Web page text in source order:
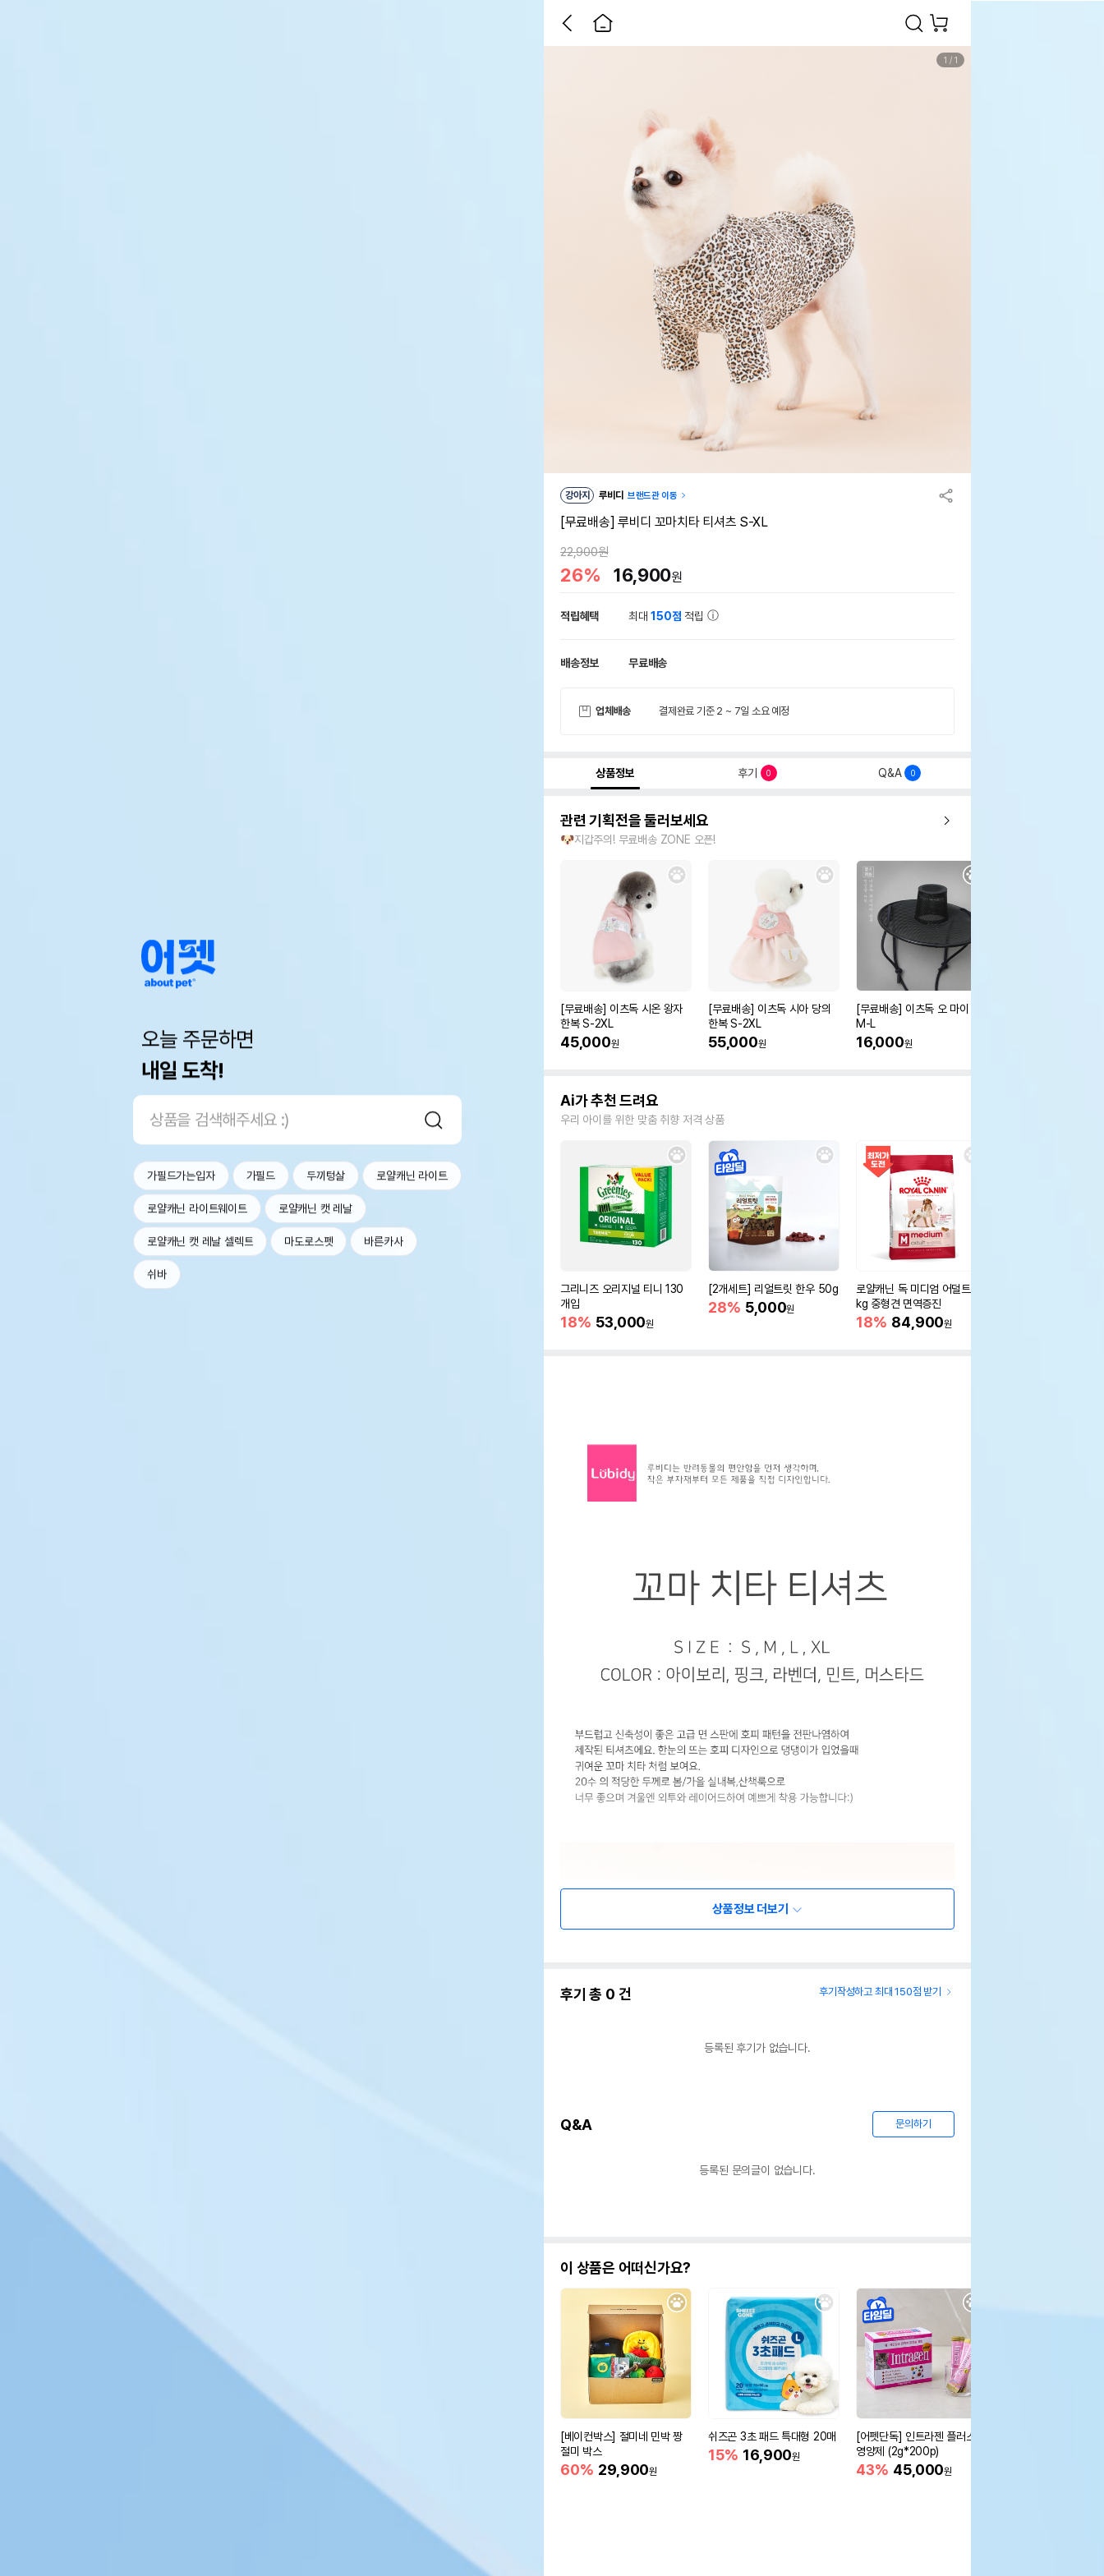
오늘 주문하면
내일 도착!
가필드가는입자 가필드 두끼텅살 로얄캐닌 라이트
로얄캐닌 라이트웨이트 로얄캐닌 캣 레날
로얄캐닌 캣 레날 셀렉트 마도로스펫 바른카사
쉬바
1 / 1
강아지 루비디 브랜드관 이동
[무료배송] 루비디 꼬마치타 티셔츠 S-XL
22,900원
26% 16,900원
적립혜택 최대150점 적립
배송정보 무료배송
업체배송 결제완료 기준 2 ~ 7일 소요 예정
상품정보 후기 0 Q&A 0
관련 기획전을 둘러보세요
🐶지갑주의! 무료배송 ZONE 오픈!
[무료배송] 이츠독 시온 왕자
한복 S-2XL
45,000원
[무료배송] 이츠독 시아 당의
한복 S-2XL
55,000원
[무료배송] 이츠독 오 마이 갓
M-L
16,000원
Ai가 추천 드려요
우리 아이를 위한 맞춤 취향 저격 상품
그리니즈 오리지널 티니 130
개입
18% 53,000원
[2개세트] 리얼트릿 한우 50g
28% 5,000원
로얄캐닌 독 미디엄 어덜트 10
kg 중형견 면역증진
18% 84,900원
상품정보 더보기
후기 총 0 건 후기작성하고 최대 150점 받기
등록된 후기가 없습니다.
Q&A 문의하기
등록된 문의글이 없습니다.
이 상품은 어떠신가요?
[베이컨박스] 절미네 민박 짱
절미 박스
60% 29,900원
쉬즈곤 3초 패드 특대형 20매
15% 16,900원
[어펫단독] 인트라젠 플러스
영양제 (2g*200p)
43% 45,000원